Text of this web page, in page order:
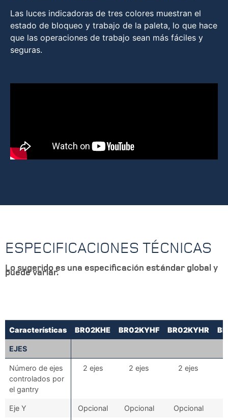
Las luces indicadoras de tres colores muestran el
estado de bloqueo y trabajo de la paleta, lo que hace
que las operaciones de trabajo sean más fáciles y
seguras.
ESPECIFICACIONES TÉCNICAS
Lo sugerido es una especificación estándar global y
puede variar.
Características BR02KHE BR02KYHF BR02KYHR
Características
EJES
Número de ejes
controlados por
el gantry
2 ejes 2 ejes 2 ejes
Eje Y Opcional Opcional Opcional